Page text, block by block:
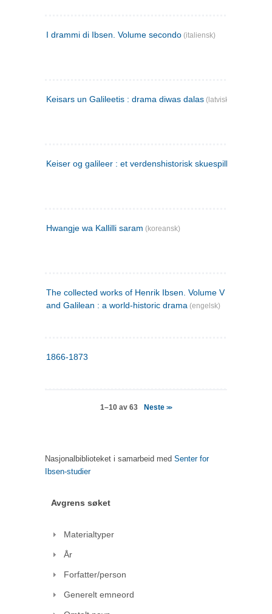
I drammi di Ibsen. Volume secondo (italiensk)
Keisars un Galileetis : drama diwas dalas (latvisk)
Keiser og galileer : et verdenshistorisk skuespill (1873)
Hwangje wa Kallilli saram (koreansk)
The collected works of Henrik Ibsen. Volume V : Emperor
and Galilean : a world-historic drama (engelsk)
1866-1873
1–10 av 63 Neste>>
Nasjonalbiblioteket i samarbeid med Senter for
Ibsen-studier
Avgrens søket
Materialtyper
År
Forfatter/person
Generelt emneord